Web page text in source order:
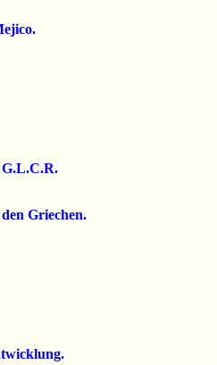
G.L.C.R.
Griechen.